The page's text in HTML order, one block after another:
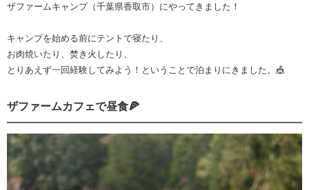
ザファームキャンプ（千葉県香取市）にやってきました！
キャンプを始める前にテントで寝たり、
お肉焼いたり、焚き火したり、
とりあえず一回経験してみよう！ということで泊まりにきました。🎪
ザファームカフェで昼食🍕